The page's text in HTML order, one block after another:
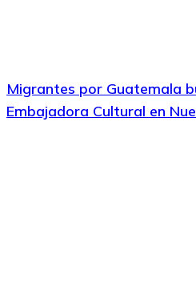
Migrantes por Guatemala
Embajadora Cultural en